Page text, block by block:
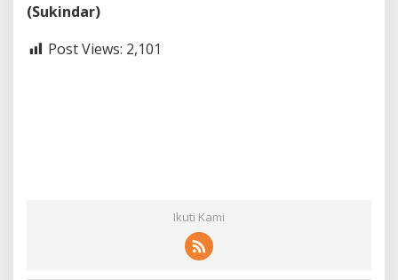
(Sukindar)
Post Views: 2,101
Ikuti Kami